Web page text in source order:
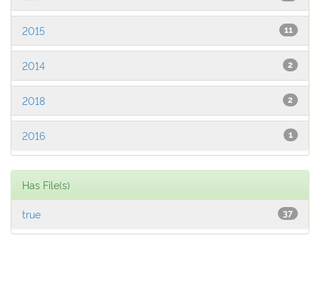
11
2015
2
2014
2
2018
1
2016
Has File(s)
37
true